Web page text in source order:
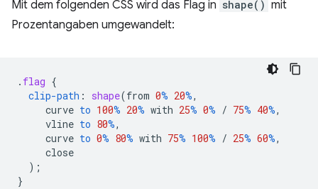
Mit dem folgenden CSS wird das Flag in shape() mit
Prozentangaben umgewandelt:
. flag {
clip-path : shape(from 0% 20%,
curve to 100% 20% with 25% 0% / 75% 40%,
vline to 80%,
curve to 0% 80% with 75% 100% / 25% 60%,
close
);
}